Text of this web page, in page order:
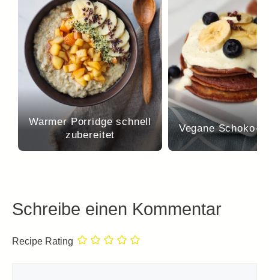
Warmer Porridge schnell
zubereitet
Vegane Schoko-
Schreibe einen Kommentar
Recipe Rating